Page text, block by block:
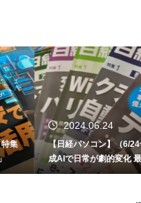
2024.06.24
【日経パソコン】（6/24号）【生
成AIで日常が劇的変化 最終回】 A
I時代のアプリケーション／サービ